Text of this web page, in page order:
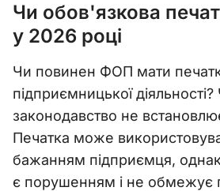
Чи обов'язкова
у 2026 році
Чи повинен ФОП мати
підприємницької
законодавство не
Печатка може
бажанням підприємця, однак
є порушенням і не обмежує